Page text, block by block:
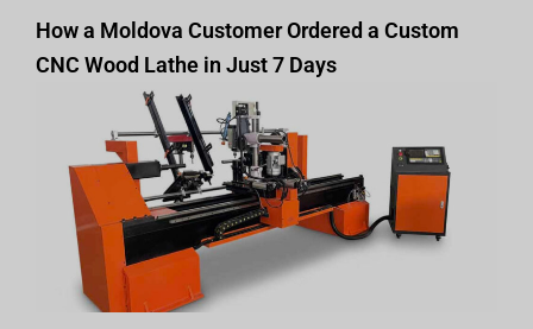
How a Moldova Customer Ordered a Custom
CNC Wood Lathe in Just 7 Days